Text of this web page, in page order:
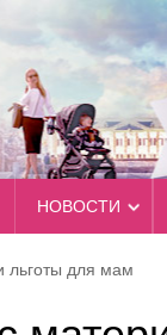
НОВОСТИ
льготы для мам